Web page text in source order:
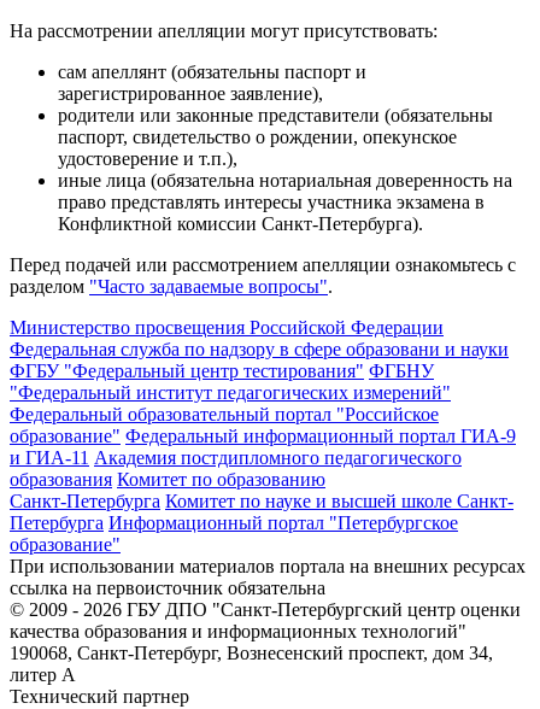
На рассмотрении апелляции могут присутствовать:
сам апеллянт (обязательны паспорт и
зарегистрированное заявление),
родители или законные представители (обязательны
паспорт, свидетельство о рождении, опекунское
удостоверение и т.п.),
иные лица (обязательна нотариальная доверенность на
право представлять интересы участника экзамена в
Конфликтной комиссии Санкт-Петербурга).
Перед подачей или рассмотрением апелляции ознакомьтесь с
разделом "Часто задаваемые вопросы".
Министерство просвещения Российской Федерации
Федеральная служба по надзору в сфере образовани и науки
ФГБУ "Федеральный центр тестирования" ФГБНУ
"Федеральный институт педагогических измерений"
Федеральный образовательный портал "Российское
образование" Федеральный информационный портал ГИА-9
и ГИА-11 Академия постдипломного педагогического
образования Комитет по образованию
Санкт-Петербурга Комитет по науке и высшей школе Санкт-
Петербурга Информационный портал "Петербургское
образование"
При использовании материалов портала на внешних ресурсах
ссылка на первоисточник обязательна
© 2009 - 2026 ГБУ ДПО "Санкт-Петербургский центр оценки
качества образования и информационных технологий"
190068, Санкт-Петербург, Вознесенский проспект, дом 34,
литер А
Технический партнер